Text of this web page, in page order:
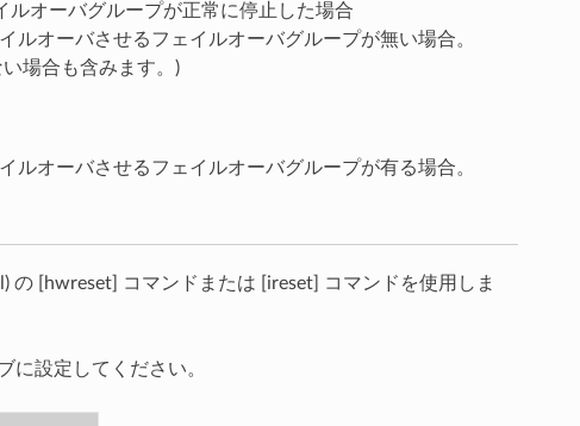
ルオーバグループが正常に停止した場合
オーバさせるフェイルオーバグループが無い場合。
場合も含みます。)
オーバさせるフェイルオーバグループが有る場合。
[hwreset] コマンドまたは [ireset] コマンドを使用しま
に設定してください。